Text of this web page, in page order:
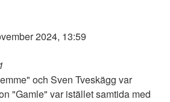
2024, 13:59
och Sven Tveskägg var
"Gamle" var istället samtida med